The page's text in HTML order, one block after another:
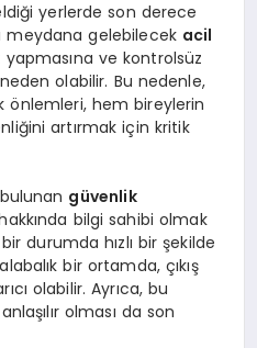
yerlerde son derece
meydana gelebilecek acil
yapmasına ve kontrolsüz
olabilir. Bu nedenle,
önlemleri, hem bireylerin
artırmak için kritik
güvenlik
bilgi sahibi olmak
durumda hızlı bir şekilde
bir ortamda, çıkış
olabilir. Ayrıca, bu
olması da son